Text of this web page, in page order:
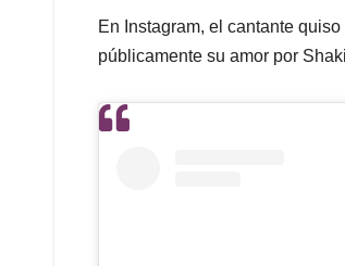
En Instagram, el cantante
públicamente su amor por